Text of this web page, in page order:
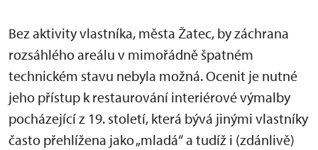
Bez aktivity vlastníka, města Žatec, by záchrana
rozsáhlého areálu v mimořádně špatném
technickém stavu nebyla možná. Ocenit je nutné
jeho přístup k restaurování interiérové výmalby
pocházející z 19. století, která bývá jinými vlastníky
často přehlížena jako „mladá“ a tudíž i (zdánlivě)